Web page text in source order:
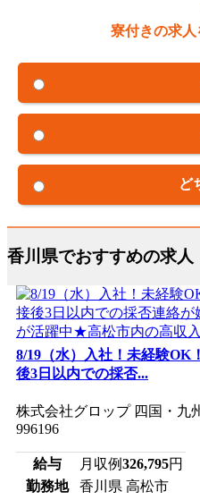
寮付きの求人
ど
香川県でおすすめの求人
8/19（水）入社！未経験OK
後3日以内での採否...
株式会社グロップ 四国・九
996196
給与 月収例326,795円
勤務地
香川県 高松市